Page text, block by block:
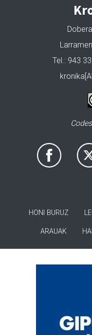
Tel.: 943
HONI BURUZ
ARAUAK